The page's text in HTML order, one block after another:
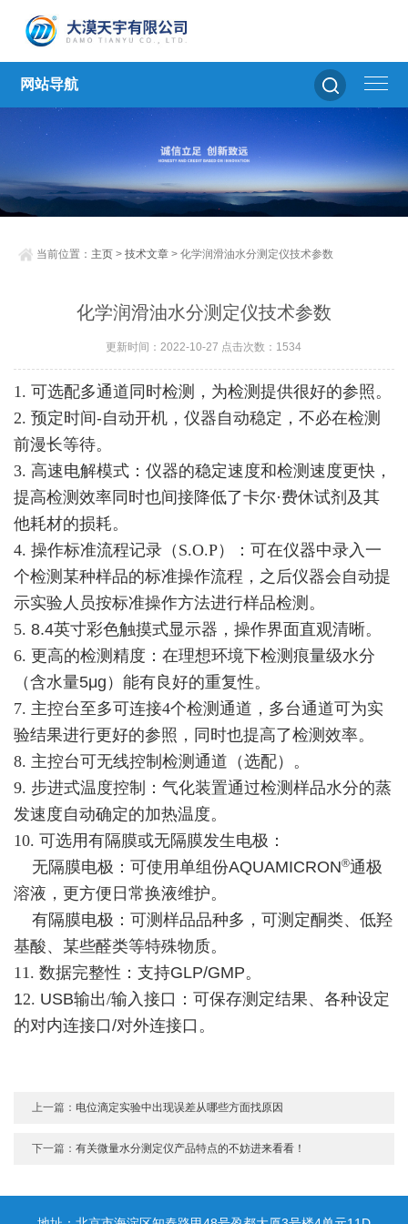
网站导航
当前位置： 主页 >技术文章 > 化学润滑油水分测定仪技术参数
化学润滑油水分测定仪技术参数
更新时间：2022-10-27 点击次数：1534
1. 可选配多通道同时检测，为检测提供很好的参照。
2.预定时间-自动开机，仪器自动稳定，不必在检测
前漫长等待。
3. 高速电解模式：仪器的稳定速度和检测速度更快，
提高检测效率同时也间接降低了卡尔·费休试剂及其
他耗材的损耗。
4. 操作标准流程记录（ S.O.P）：可在仪器中录入一
个检测某种样品的标准操作流程，之后仪器会自动提
示实验人员按标准操作方法进行样品检测。
5.8.4英寸彩色触摸式显示器，操作界面直观清晰。
6. 更高的检测精度 ：在理想环境下检测痕量级水分
（含水量5μg ）能有良好的重复性。
7. 主控台至多可连接4个检测通道，多台通道可为实
验结果进行更好的参照，同时也提高了检测效率。
8. 主控台可无线控制检测通道（选配）。
9. 步进式温度控制
：气化装置通过检测样品水分的蒸
发速度自动确定的加热温度。
10.可选用有隔膜或无隔膜发生电极：
无隔膜电极：可使用单组份AQUAMICRON®通极
溶液，更方便日常换液维护。
有隔膜电极：可测样品品种多，可测定酮类、低羟
基酸、某些醛类等特殊物质。
11. 数据完整性 ：支持GLP/GMP。
12. USB输出/输入接口：可保存测定结果、各种设定
的对内连接口/对外连接口。
上一篇： 电位滴定实验中出现误差从哪些方面找原因
下一篇：有关微量水分测定仪产品特点的不妨进来看看！